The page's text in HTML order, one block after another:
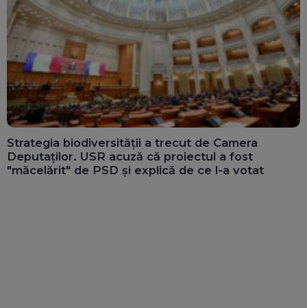
Strategia biodiversității a trecut de Camera
Deputaților. USR acuză că proiectul a fost
"măcelărit" de PSD și explică de ce l-a votat